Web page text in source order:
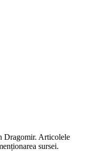
Dragomir. Articolele
sursei.